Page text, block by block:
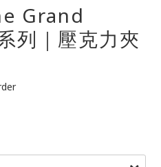
Grand
列｜壓克力夾